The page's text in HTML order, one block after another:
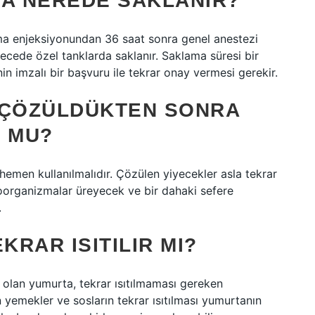
enjeksiyonundan 36 saat sonra genel anestezi
özel tanklarda saklanır. Saklama süresi bir
imzalı bir başvuru ile tekrar onay vermesi gerekir.
SONRA
MU?
kullanılmalıdır. Çözülen yiyecekler asla tekrar
üreyecek ve bir dahaki sefere
ISITILIR MI?
yumurta, tekrar ısıtılmaması gereken
ve sosların tekrar ısıtılması yumurtanın